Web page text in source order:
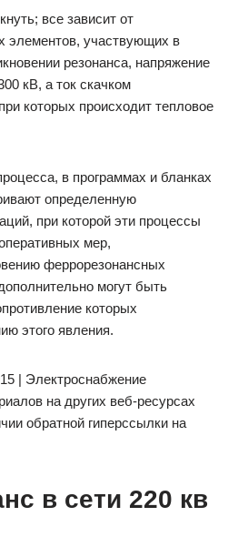
все зависит от
элементов, участвующих в
резонанса, напряжение
кВ, а ток скачком
которых происходит тепловое
в программах и бланках
определенную
при которой эти процессы
мер,
феррорезонансных
могут быть
которых
этого явления.
| Электроснабжение
на других веб-ресурсах
обратной гиперссылки на
в сети 220 кв